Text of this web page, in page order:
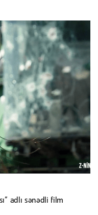
adlı sənədli film